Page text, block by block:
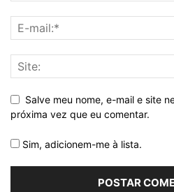
Salve meu nome, e-mail e site
próxima vez que eu comentar.
Sim, adicionem-me à lista.